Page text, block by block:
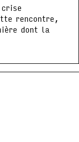
rencontre,
dont la